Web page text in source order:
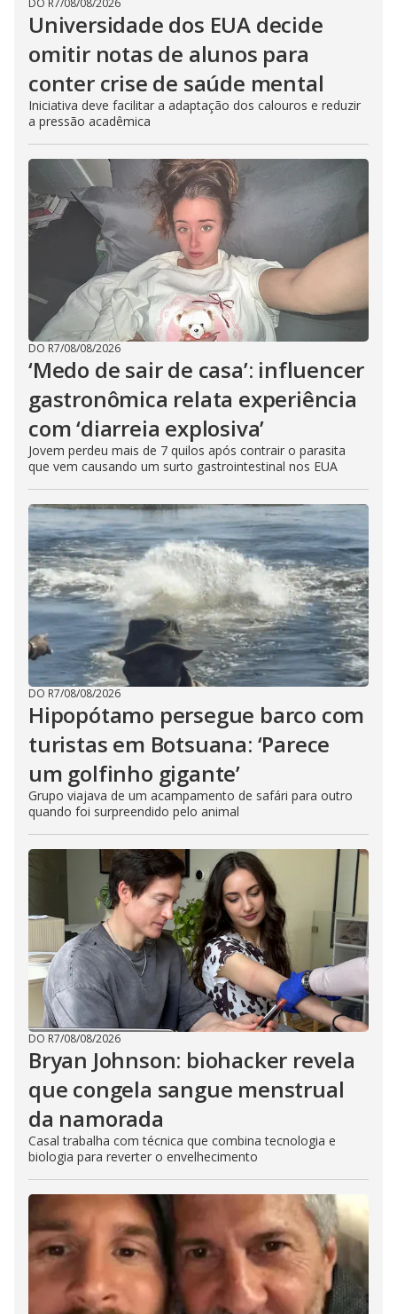
Universidade dos EUA decide
omitir notas de alunos para
conter crise de saúde mental
Iniciativa deve facilitar a adaptação dos calouros e reduzir
a pressão acadêmica
DO R7/08/08/2026
‘Medo de sair de casa’: influencer
gastronômica relata experiência
com ‘diarreia explosiva’
Jovem perdeu mais de 7 quilos após contrair o parasita
que vem causando um surto gastrointestinal nos EUA
DO R7/08/08/2026
Hipopótamo persegue barco com
turistas em Botsuana: ‘Parece
um golfinho gigante’
Grupo viajava de um acampamento de safári para outro
quando foi surpreendido pelo animal
DO R7/08/08/2026
Bryan Johnson: biohacker revela
que congela sangue menstrual
da namorada
Casal trabalha com técnica que combina tecnologia e
biologia para reverter o envelhecimento